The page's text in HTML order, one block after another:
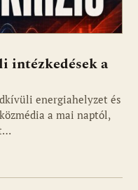
intézkedések a
energiahelyzet és
a mai naptól,